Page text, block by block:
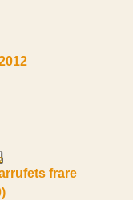
frare